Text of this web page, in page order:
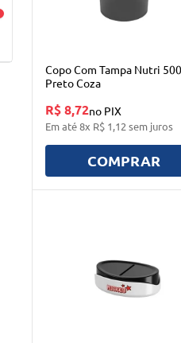
Copo Com Tampa Nutri
Preto Coza
R$ 8,72no PIX
Em até8x R$ 1,12 sem juros
COMPRAR